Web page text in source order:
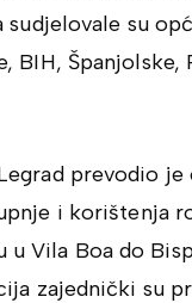
su
BIH,
prevodio
i korištenja
Vila Boa do
zajednički su